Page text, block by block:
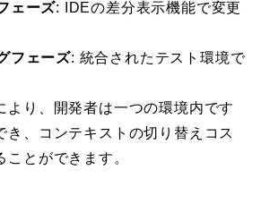
ェーズ: IDEの差分表示機能で変更
フェーズ: 統合されたテスト環境で
より、開発者は一つの環境内です
き、コンテキストの切り替えコス
ことができます。